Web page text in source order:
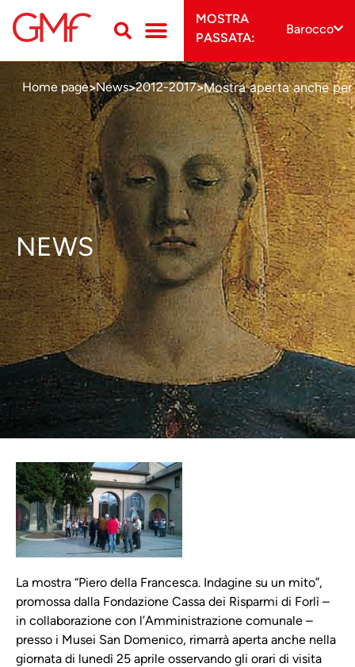
MOSTRA
PASSATA:
Barocco
Home page>News>2012-2017>Mostra aperta anche
NEWS
La mostra “Piero della Francesca. Indagine su un mito”,
promossa dalla Fondazione Cassa dei Risparmi di Forlì –
in collaborazione con l’Amministrazione comunale –
presso i Musei San Domenico, rimarrà aperta anche nella
giornata di lunedì 25 aprile osservando gli orari di visita